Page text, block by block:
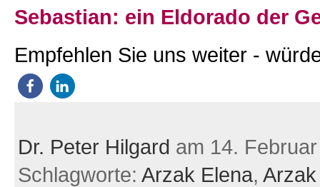
Sebastian: ein Eldorado der
Empfehlen Sie uns weiter -
Dr. Peter Hilgard am 14.
Schlagworte: Arzak Elena,